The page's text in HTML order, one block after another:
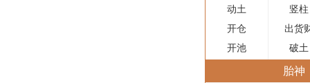
动土
竖柱
开仓
出货
开池
破土
胎神